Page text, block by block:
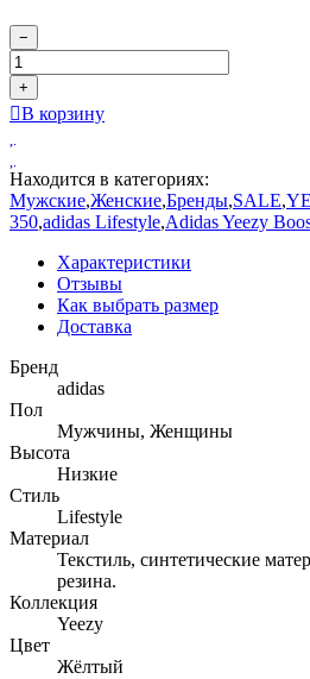
−
+
В корзину
Находится в категориях:
Мужские,Женские,Бренды,SALE,
350,adidas Lifestyle,Adidas Yeezy
Характеристики
Отзывы
Как выбрать размер
Доставка
Бренд
adidas
Пол
Мужчины, Женщины
Высота
Низкие
Стиль
Lifestyle
Материал
Текстиль, синтетические
резина.
Коллекция
Yeezy
Цвет
Жёлтый